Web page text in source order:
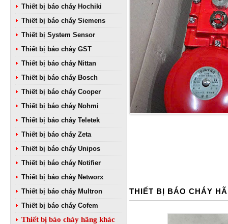
Thiết bị báo cháy Hochiki
Thiết bị báo cháy Siemens
Thiết bị System Sensor
Thiết bị báo cháy GST
Thiết bị báo cháy Nittan
Thiết bị báo cháy Bosch
Thiết bị báo cháy Cooper
Thiết bị báo cháy Nohmi
Thiết bị báo cháy Teletek
Thiết bị báo cháy Zeta
Thiết bị báo cháy Unipos
Thiết bị báo cháy Notifier
Thiết bị báo cháy Networx
Thiết bị báo cháy Multron
Thiết bị báo cháy Cofem
Thiết bị báo cháy hãng khác
THIẾT BỊ BÁO CHÁY